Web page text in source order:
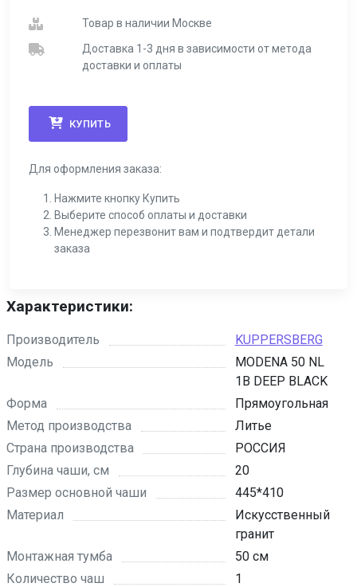
Товар в наличии Москве
Доставка 1-3 дня в зависимости от метода
доставки и оплаты
КУПИТЬ
Для оформления заказа:
Нажмите кнопку Купить
Выберите способ оплаты и доставки
Менеджер перезвонит вам и подтвердит детали
заказа
Характеристики:
Производитель
KUPPERSBERG
Модель
MODENA 50 NL
1B DEEP BLACK
Форма
Прямоугольная
Метод производства
Литье
Страна производства
РОССИЯ
Глубина чаши, см
20
Размер основной чаши
445*410
Материал
Искусственный
гранит
Монтажная тумба
50 см
Количество чаш
1